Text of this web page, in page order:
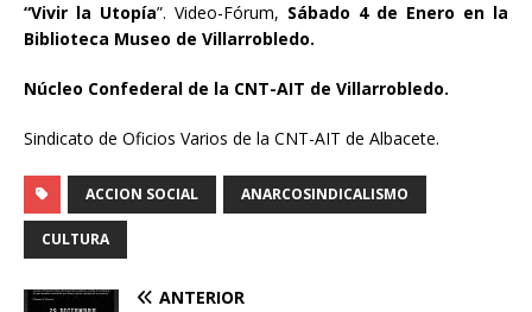
“Vivir la Utopía”. Video-Fórum, Sábado 4 de Enero en la
Biblioteca Museo de Villarrobledo.
Núcleo Confederal de la CNT-AIT de Villarrobledo.
Sindicato de Oficios Varios de la CNT-AIT de Albacete.
ACCION SOCIAL ANARCOSINDICALISMO
CULTURA
ANTERIOR